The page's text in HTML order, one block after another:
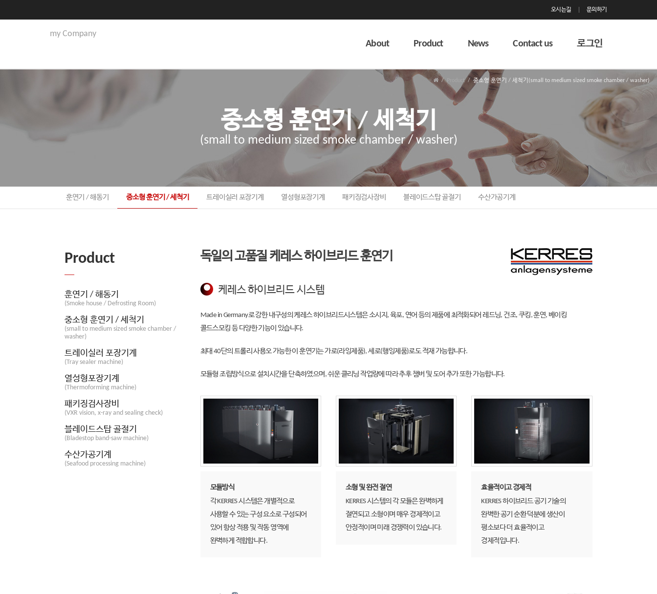
오시는길 문의하기
my Company
About Product News Contact us 로그인
Product 중소형 훈연기 / 세척기(small to medium sized smoke chamber / washer)
중소형 훈연기 / 세척기
(small to medium sized smoke chamber / washer)
훈연기 / 해동기 중소형 훈연기 / 세척기 트레이실러 포장기계 열성형포장기계 패키징검사장비 블레이드스탑 골절기 수산가공기계
Product
훈연기 / 해동기
(Smoke house / Defrosting Room)
중소형 훈연기 / 세척기
(small to medium sized smoke chamber /
washer)
트레이실러 포장기계
(Tray sealer machine)
열성형포장기계
(Thermoforming machine)
패키징검사장비
(VXR vision, x-ray and sealing check)
블레이드스탑 골절기
(Bladestop band-saw machine)
수산가공기계
(Seafood processing machine)
독일의 고품질 케레스 하이브리드 훈연기
케레스 하이브리드 시스템
Made in Germany로 강한 내구성의 케레스 하이브리드시스템은 소시지, 육포, 연어 등의 제품에 최적화되어 레드닝, 건조, 쿠킹, 훈연, 베이킹
콜드스모킹 등 다양한 기능이 있습니다.
최대 40단의 트롤리 사용오 가능한 이 훈연기는 가로(라잉제품), 세로(행잉제품)로도 적재 가능합니다.
모듈형 조립방식으로 설치시간을 단축하였으며, 쉬운 클리닝 작업량에 따라 추후 챔버 및 도어 추가 또한 가능합니다.
모듈방식
각 KERRES 시스템은 개별적으로
사용할 수 있는 구성 요소로 구성되어
있어 항상 적용 및 작동 영역에
완벽하게 적합합니다.
소형 및 완전 절연
KERRES 시스템의 각 모듈은 완벽하게
절연되고 소형이며 매우 경제적이고
안정적이며 미래 경쟁력이 있습니다.
효율적이고 경제적
KERRES 하이브리드 공기 기술의
완벽한 공기 순환 덕분에 생산이
평소보다 더 효율적이고
경제적입니다.